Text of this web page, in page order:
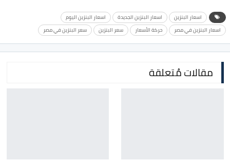
اسعار البنزين اسعار البنزين الجديدة
اسعار البنزين اليوم
اسعار البنزين في مصر
حركة الأسعار سعر البنزين سعر البنزين في مصر
مقالات مُتعلقة